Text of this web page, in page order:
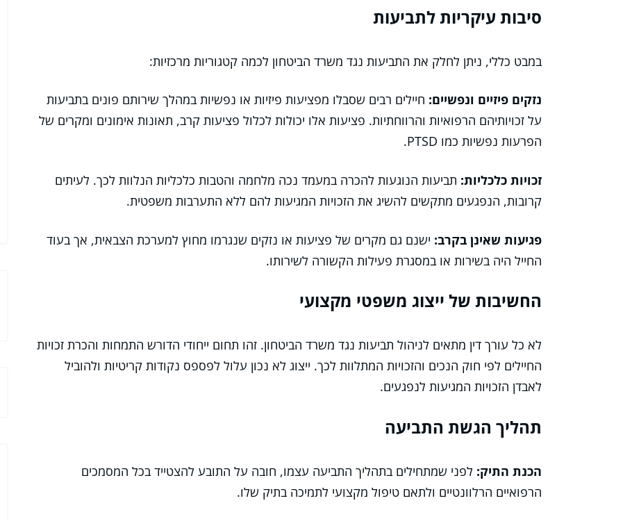
סיבות עיקריות לתביעות
במבט כללי, ניתן לחלק את התביעות נגד משרד הביטחון לכמה קטגוריות מרכזיות:
נזקים פיזיים ונפשיים: חיילים רבים שסבלו מפציעות פיזיות או נפשיות במהלך שירותם פונים בתביעות
על זכויותיהם הרפואיות והרווחתיות. פציעות אלו יכולות לכלול פציעות קרב, תאונות אימונים ומקרים של
הפרעות נפשיות כמו PTSD.
זכויות כלכליות: תביעות הנוגעות להכרה במעמד נכה מלחמה והטבות כלכליות הנלוות לכך. לעיתים
קרובות, הנפגעים מתקשים להשיג את הזכויות המגיעות להם ללא התערבות משפטית.
פגיעות שאינן בקרב: ישנם גם מקרים של פציעות או נזקים שנגרמו מחוץ למערכת הצבאית, אך בעוד
החייל היה בשירות או במסגרת פעילות הקשורה לשירותו.
החשיבות של ייצוג משפטי מקצועי
לא כל עורך דין מתאים לניהול תביעות נגד משרד הביטחון. זהו תחום ייחודי הדורש התמחות והכרת זכויות
החיילים לפי חוק הנכים והזכויות המתלוות לכך. ייצוג לא נכון עלול לפספס נקודות קריטיות ולהוביל
לאבדן הזכויות המגיעות לנפגעים.
תהליך הגשת התביעה
הכנת התיק: לפני שמתחילים בתהליך התביעה עצמו, חובה על התובע להצטייד בכל המסמכים
הרפואיים הרלוונטיים ולתאם טיפול מקצועי לתמיכה בתיק שלו.